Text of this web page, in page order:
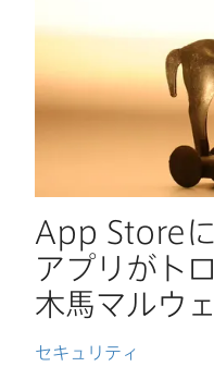
App Store
アプリが​ト
木馬マルウ
セキュリティ